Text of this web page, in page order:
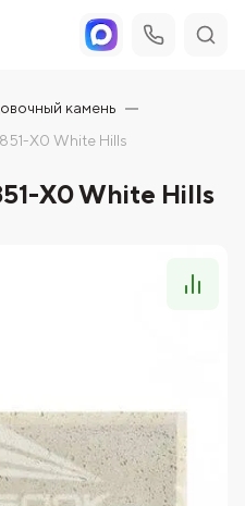
камень
X0 White Hills
X0 White Hills